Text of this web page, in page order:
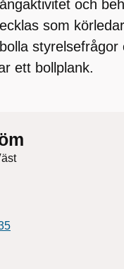
och
som
ett bollplank.